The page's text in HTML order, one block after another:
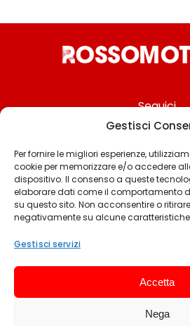
Gestisci
Per fornire le migliori esperienze,
cookie per memorizzare e/o accedere
dispositivo. Il consenso a queste
elaborare dati come il comportamento
su questo sito. Non acconsentire o
negativamente su alcune caratteristiche
Gestisci servizi
Accetta
Nega
Seguici
Chi siamo
Contattaci
Termini &
Privacy